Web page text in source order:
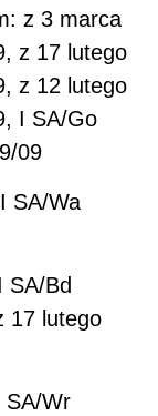
z 3 marca
z 17 lutego
z 12 lutego
I SA/Go
09
SA/Wa
SA/Bd
17 lutego
SA/Wr